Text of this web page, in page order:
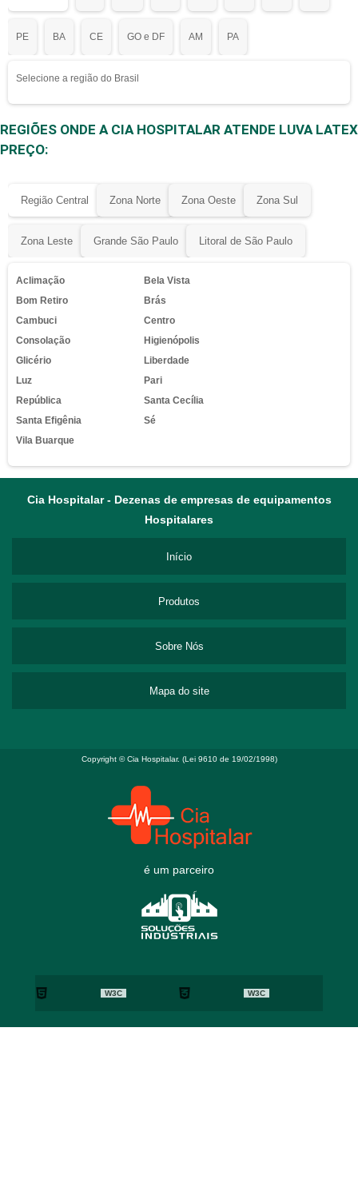
PE BA CE GO e DF AM PA
Selecione a região do Brasil
REGIÕES ONDE A CIA HOSPITALAR ATENDE LUVA LATEX
PREÇO:
Região Central Zona Norte Zona Oeste Zona Sul
Zona Leste Grande São Paulo Litoral de São Paulo
Aclimação
Bela Vista
Bom Retiro
Brás
Cambuci
Centro
Consolação
Higienópolis
Glicério
Liberdade
Luz
Pari
República
Santa Cecília
Santa Efigênia
Sé
Vila Buarque
Cia Hospitalar - Dezenas de empresas de equipamentos
Hospitalares
Início
Produtos
Sobre Nós
Mapa do site
Copyright © Cia Hospitalar. (Lei 9610 de 19/02/1998)
é um parceiro
W3C W3C